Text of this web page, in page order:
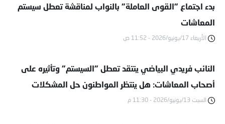
بدء اجتماع "القوى العاملة" بالنواب لمناقشة تعطل سيستم
المعاشات
الأربعاء 17/يونيو/2026 - 11:52 ص
النائب فريدي البياضي ينتقد تعطل "السيستم" وتأثيره على
أصحاب المعاشات: هل ينتظر المواطنون حل المشكلات
الفنية؟
السبت 13/يونيو/2026 - 11:30 م